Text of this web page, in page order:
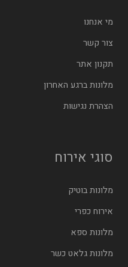
מי אנחנו
צור קשר
תקנון אתר
מלונות ברגע האחרון
הצהרת נגישות
סוגי אירוח
מלונות בוטיק
אירוח כפרי
מלונות ספא
מלונות גלאט כשר